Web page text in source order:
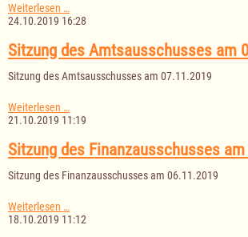
Weiterlesen …
Nachtragshaushaltssatzung
24.10.2019 16:28
Sitzung des Amtsausschusses am
Sitzung des Amtsausschusses am 07.11.2019
Weiterlesen …
des
am
07.11.2019
21.10.2019 11:19
Sitzung des Finanzausschusses
Sitzung des Finanzausschusses am 06.11.2019
Weiterlesen …Sitzung
des
18.10.2019 11:12